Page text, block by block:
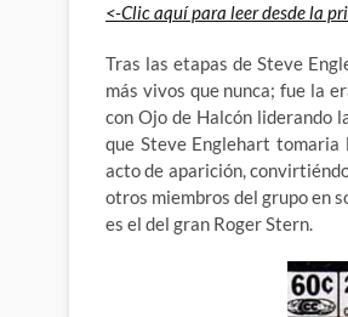
<-Clic aquí para leer desde la
Tras las etapas de Steve
más vivos que nunca; fue la
con Ojo de Halcón liderando
que Steve Englehart tomaria
acto de aparición,
otros miembros del grupo en
es el del gran Roger Stern.